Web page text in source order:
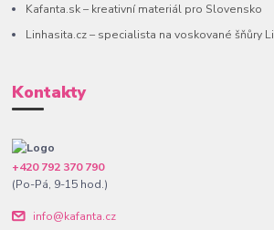
Kafanta.sk – kreativní materiál pro Slovensko
Linhasita.cz – specialista na voskované šňůry
Kontakty
+420 792 370 790
(Po-Pá, 9-15 hod.)
info@kafanta.cz